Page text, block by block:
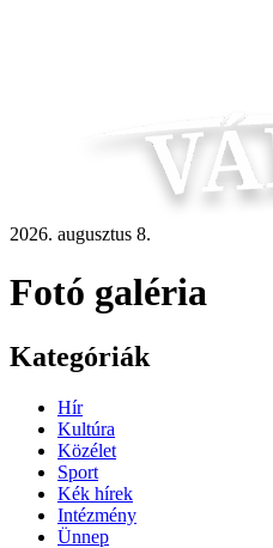
2026. augusztus 8.
Fotó galéria
Kategóriák
Hír
Kultúra
Közélet
Sport
Kék hírek
Intézmény
Ünnep